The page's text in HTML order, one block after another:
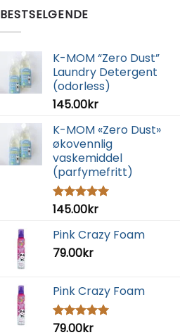
BESTSELGENDE
K-MOM “Zero Dust”
Laundry Detergent
(odorless)
145.00kr
K-MOM «Zero Dust»
økovennlig
vaskemiddel
(parfymefritt)
Vurdert
145.00kr
Pink Crazy Foam
79.00kr
Pink Crazy Foam
Vurdert
79.00kr